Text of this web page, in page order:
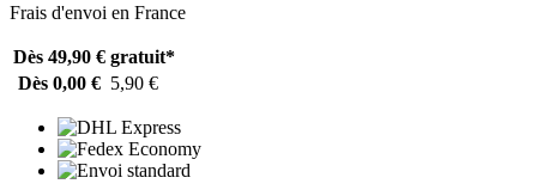
Frais d'envoi en France
Dès 49,90 € gratuit*
Dès 0,00 € 5,90 €